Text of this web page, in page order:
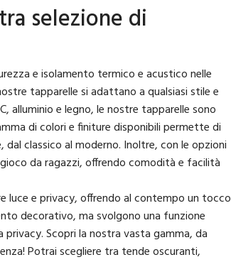
selezione di
e isolamento termico e acustico nelle
tapparelle si adattano a qualsiasi stile e
alluminio e legno, le nostre tapparelle sono
di colori e finiture disponibili permette di
classico al moderno. Inoltre, con le opzioni
da ragazzi, offrendo comodità e facilità
luce e privacy, offrendo al contempo un tocco
decorativo, ma svolgono una funzione
Scopri la nostra vasta gamma, da
Potrai scegliere tra tende oscuranti,